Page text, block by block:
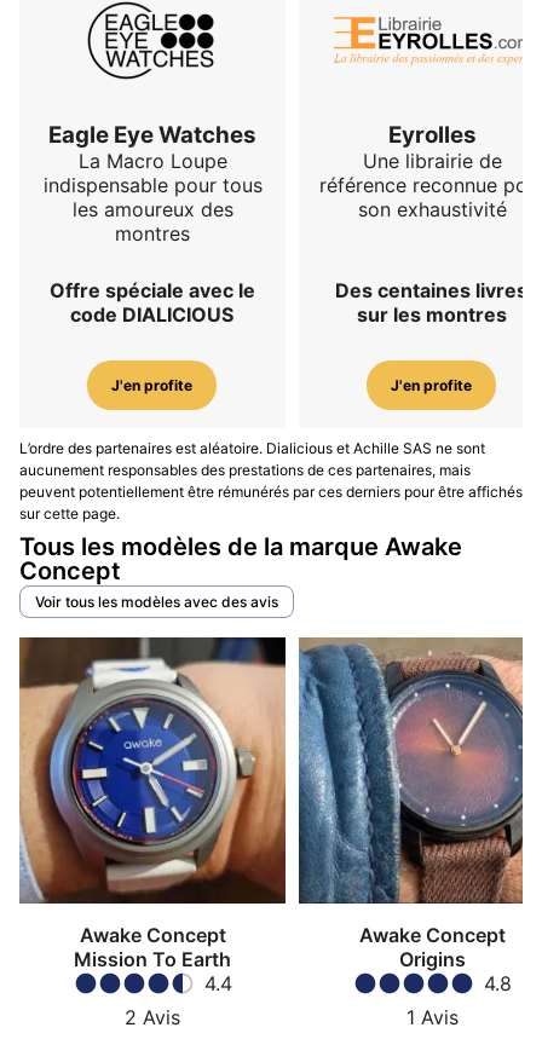
Eagle Eye Watches
La Macro Loupe
indispensable pour tous
les amoureux des
montres
Offre spéciale avec le
code DIALICIOUS
J'en profite
Eyrolles
Une librairie de
référence reconnue
son exhaustivité
Des centaines livres
sur les montres
J'en profite
L’ordre des partenaires est aléatoire. Dialicious et Achille SAS ne sont
aucunement responsables des prestations de ces partenaires, mais
peuvent potentiellement être rémunérés par ces derniers pour être affichés
sur cette page.
Tous les modèles de la marque Awake
Concept
Voir tous les modèles avec des avis
Awake Concept
Mission To Earth
4.4
2 Avis
Awake Concept
Origins
4.8
1 Avis